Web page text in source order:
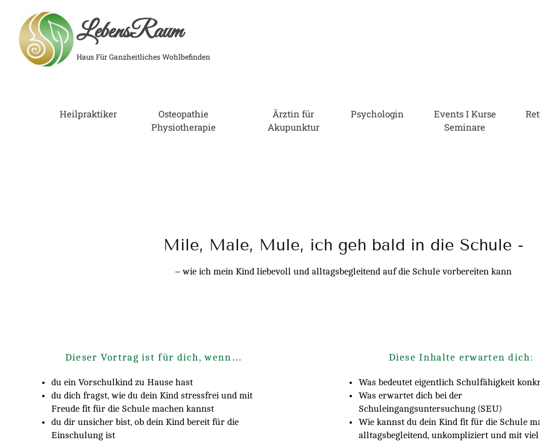
LebensRaum
Haus Für Ganzheitliches Wohlbefinden
Heilpraktiker
Osteopathie
Physiotherapie
Ärztin für
Akupunktur
Psychologin
Events I Kurse
Seminare
Mile, Male, Mule, ich geh bald in die Schule -
– wie ich mein Kind liebevoll und alltagsbegleitend auf die Schule vorbereiten kann
Dieser Vortrag ist für dich, wenn…
du ein Vorschulkind zu Hause hast
du dich fragst, wie du dein Kind stressfrei und mit
Freude fit für die Schule machen kannst
du dir unsicher bist, ob dein Kind bereit für die
Einschulung ist
Diese Inhalte erwarten dich:
Was bedeutet eigentlich Schulfähigkeit
Was erwartet dich bei der
Schuleingangsuntersuchung (SEU)
Wie kannst du dein Kind fit für die Schule
alltagsbegleitend, unkompliziert und mit viel
Wir lieben Brief-
Neue Kurse, Vorträge, Workshops und
direkt in Ihr Email-